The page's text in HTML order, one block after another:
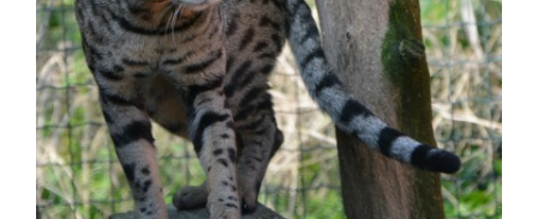
INFORMACE
PŘEČTĚTE SI
FOTOALBUM